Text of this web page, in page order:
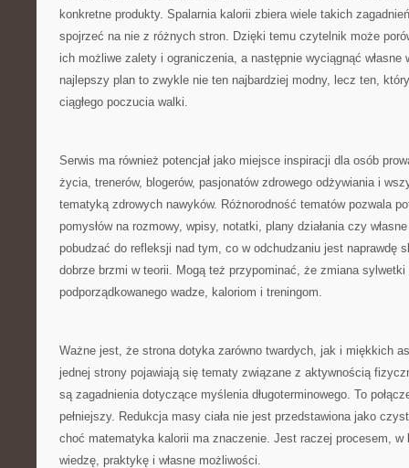
konkretne produkty. Spalarnia kalorii zbiera wiele takich
spojrzeć na nie z różnych stron. Dzięki temu czytelnik może
ich możliwe zalety i ograniczenia, a następnie wyciągnąć własne
najlepszy plan to zwykle nie ten najbardziej modny, lecz ten,
ciągłego poczucia walki.
Serwis ma również potencjał jako miejsce inspiracji dla osób
życia, trenerów, blogerów, pasjonatów zdrowego odżywiania i
tematyką zdrowych nawyków. Różnorodność tematów pozwala
pomysłów na rozmowy, wpisy, notatki, plany działania czy
pobudzać do refleksji nad tym, co w odchudzaniu jest naprawdę
dobrze brzmi w teorii. Mogą też przypominać, że zmiana
podporządkowanego wadze, kaloriom i treningom.
Ważne jest, że strona dotyka zarówno twardych, jak i miękkich
jednej strony pojawiają się tematy związane z aktywnością
są zagadnienia dotyczące myślenia długoterminowego. To
pełniejszy. Redukcja masy ciała nie jest przedstawiona jako
choć matematyka kalorii ma znaczenie. Jest raczej procesem, w
wiedzę, praktykę i własne możliwości.